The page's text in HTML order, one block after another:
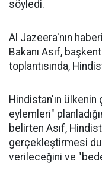
söyledi.
Al Jazeera'nın
Bakanı Asıf,
toplantısında,
Hindistan'ın
eylemleri"
belirten Asıf,
gerçekleştirmesi
verileceğini ve